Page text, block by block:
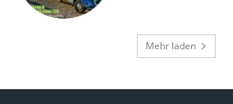
Mehr laden